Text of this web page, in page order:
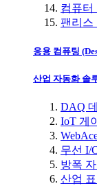
컴퓨터
팬리스
응용 컴퓨팅
산업 자동화 솔
DAQ
IoT 게
무선 I/
방폭
산업